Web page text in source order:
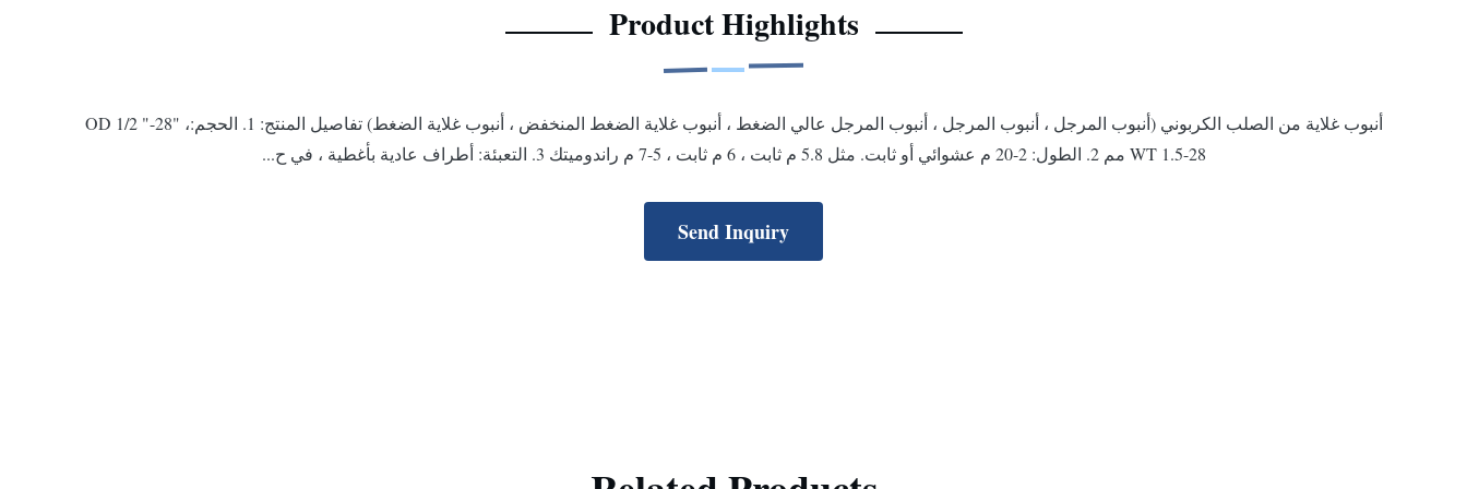
Product Highlights
أنبوب غلاية من الصلب الكربوني (أنبوب المرجل ، أنبوب المرجل ، أنبوب المرجل عالي الضغط ، أنبوب غلاية الضغط المنخفض ، أنبوب غلاية الضغط) تفاصيل المنتج: 1. الحجم:OD 1/2 "-28" ،
WT 1.5-28 مم 2. الطول: 2-20 م عشوائي أو ثابت. مثل 5.8 م ثابت ، 6 م ثابت ، 5-7 م راندوميتك 3. التعبئة: أطراف عادية بأغطية ، في ح...
Send Inquiry